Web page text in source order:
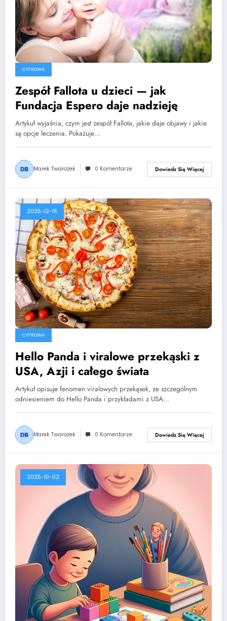
CYFROWA
Zespół Fallota u dzieci — jak
Fundacja Espero daje nadzieję
Artykuł wyjaśnia, czym jest zespół Fallota, jakie daje objawy i jakie
są opcje leczenia. Pokazuje…
Marek Twarożek 0 Komentarze Dowiedz Się Więcej
2025-12-16
CYFROWA
Hello Panda i viralowe przekąski z
USA, Azji i całego świata
Artykuł opisuje fenomen viralowych przekąsek, ze szczególnym
odniesieniem do Hello Panda i przykładami z USA…
Marek Twarożek 0 Komentarze Dowiedz Się Więcej
2025-10-02